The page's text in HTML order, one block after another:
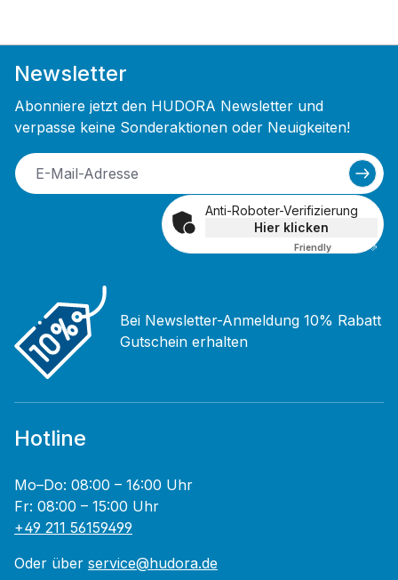
Newsletter
Abonniere jetzt den HUDORA Newsletter und
verpasse keine Sonderaktionen oder Neuigkeiten!
Anti-Roboter-Verifizierung
Hier klicken
Friendly Captcha ⇗
Bei Newsletter-Anmeldung 10% Rabatt
Gutschein erhalten
Hotline
Mo–Do: 08:00 – 16:00 Uhr
Fr: 08:00 – 15:00 Uhr
+49 211 56159499
Oder über service@hudora.de